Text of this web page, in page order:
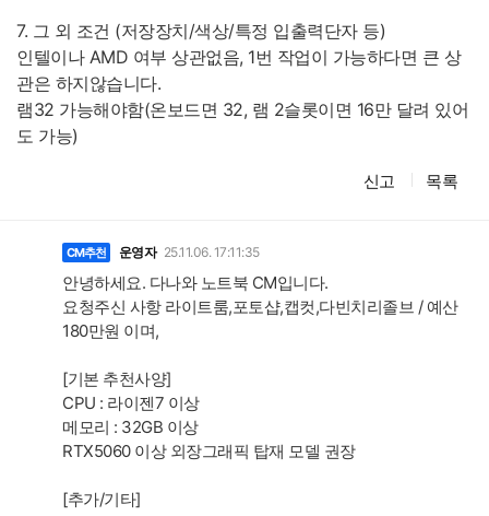
7. 그 외 조건 (저장장치/색상/특정 입출력단자 등)
인텔이나 AMD 여부 상관없음, 1번 작업이 가능하다면 큰 상
관은 하지않습니다.
램32 가능해야함(온보드면 32, 램 2슬롯이면 16만 달려 있어
도 가능)
신고 목록
CM추천 운영자 25.11.06. 17:11:35
안녕하세요. 다나와 노트북 CM입니다.
요청주신 사항 라이트룸,포토샵,캡컷,다빈치리졸브 / 예산
180만원 이며,
[기본 추천사양]
CPU : 라이젠7 이상
메모리 : 32GB 이상
RTX5060 이상 외장그래픽 탑재 모델 권장
[추가/기타]